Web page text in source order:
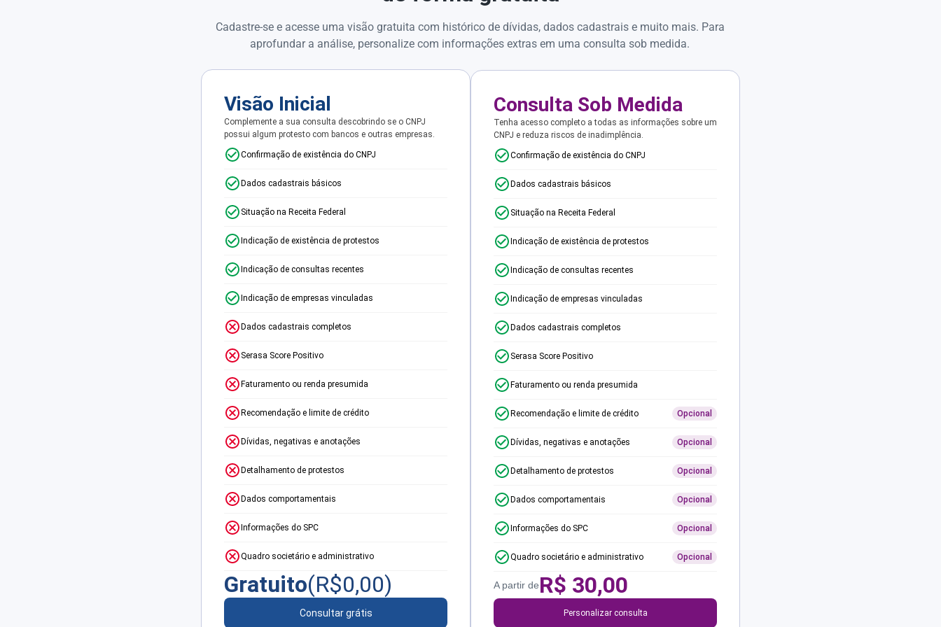
Cadastre-se e acesse uma visão gratuita com histórico de dívidas, dados cadastrais e muito mais. Para
aprofundar a análise, personalize com informações extras em uma consulta sob medida.
Visão Inicial
Complemente a sua consulta descobrindo se o CNPJ
possui algum protesto com bancos e outras empresas.
Confirmação de existência do CNPJ
Dados cadastrais básicos
Situação na Receita Federal
Indicação de existência de protestos
Indicação de consultas recentes
Indicação de empresas vinculadas
Dados cadastrais completos
Serasa Score Positivo
Faturamento ou renda presumida
Recomendação e limite de crédito
Dívidas, negativas e anotações
Detalhamento de protestos
Dados comportamentais
Informações do SPC
Quadro societário e administrativo
Gratuito(R$0,00)
Consultar grátis
Consulta Sob Medida
Tenha acesso completo a todas as informações sobre um
CNPJ e reduza riscos de inadimplência.
Confirmação de existência do CNPJ
Dados cadastrais básicos
Situação na Receita Federal
Indicação de existência de protestos
Indicação de consultas recentes
Indicação de empresas vinculadas
Dados cadastrais completos
Serasa Score Positivo
Faturamento ou renda presumida
Recomendação e limite de crédito Opcional
Dívidas, negativas e anotações Opcional
Detalhamento de protestos Opcional
Dados comportamentais Opcional
Informações do SPC Opcional
Quadro societário e administrativo Opcional
A partir deR$ 30,00
Personalizar consulta